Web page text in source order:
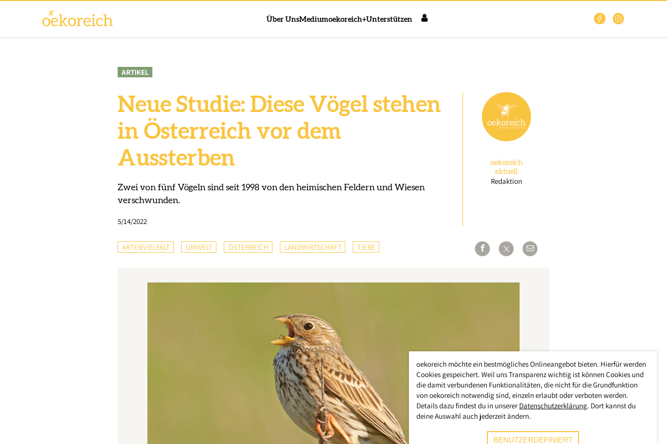
Über UnsMediumoekoreich+Unterstützen
ARTIKEL
Neue Studie: Diese Vögel stehen
in Österreich vor dem
Aussterben
Zwei von fünf Vögeln sind seit 1998 von den heimischen Feldern und Wiesen
verschwunden.
5/14/2022
oekoreich
aktuell
Redaktion
ARTENVIELFALT UMWELT ÖSTERREICH LANDWIRTSCHAFT TIERE
oekoreich möchte ein bestmögliches Onlineangebot bieten. Hierfür werden
Cookies gespeichert. Weil uns Transparenz wichtig ist können Cookies und
die damit verbundenen Funktionalitäten, die nicht für die Grundfunktion
von oekoreich notwendig sind, einzeln erlaubt oder verboten werden.
Details dazu findest du in unserer Datenschutzerklärung. Dort kannst du
deine Auswahl auch jederzeit ändern.
BENUTZERDEFINIERT